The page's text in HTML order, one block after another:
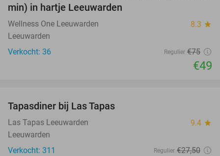
min) in hartje Leeuwarden
Wellness One Leeuwarden 8.3 star
Leeuwarden
Verkocht: 36
Regulier €75
€49
Tapasdiner bij Las Tapas
Las Tapas Leeuwarden 9.4 star
Leeuwarden
Verkocht: 311
Regulier €27,50